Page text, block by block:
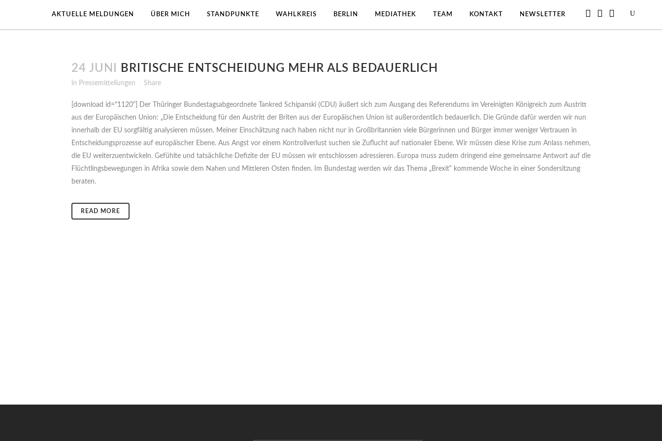
AKTUELLE MELDUNGEN ÜBER MICH STANDPUNKTE WAHLKREIS BERLIN MEDIATHEK TEAM KONTAKT NEWSLETTER
24 JUNI BRITISCHE ENTSCHEIDUNG MEHR ALS BEDAUERLICH
in Pressemitteilungen Share
[download id="1120"] Der Thüringer Bundestagsabgeordnete Tankred Schipanski (CDU) äußert sich zum Ausgang des Referendums im Vereinigten Königreich zum Austritt
aus der Europäischen Union: „Die Entscheidung für den Austritt der Briten aus der Europäischen Union ist außerordentlich bedauerlich. Die Gründe dafür werden wir nun
innerhalb der EU sorgfältig analysieren müssen. Meiner Einschätzung nach haben nicht nur in Großbritannien viele Bürgerinnen und Bürger immer weniger Vertrauen in
Entscheidungsprozesse auf europäischer Ebene. Aus Angst vor einem Kontrollverlust suchen sie Zuflucht auf nationaler Ebene. Wir müssen diese Krise zum Anlass nehmen,
die EU weiterzuentwickeln. Gefühlte und tatsächliche Defizite der EU müssen wir entschlossen adressieren. Europa muss zudem dringend eine gemeinsame Antwort auf die
Flüchtlingsbewegungen in Afrika sowie dem Nahen und Mittleren Osten finden. Im Bundestag werden wir das Thema „Brexit“ kommende Woche in einer Sondersitzung
beraten.
READ MORE